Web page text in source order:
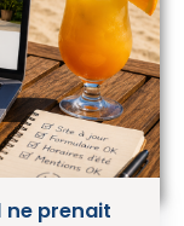
ne prenait